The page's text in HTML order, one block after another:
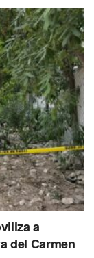
Ambos
hace más
la propia
a
del Carmen